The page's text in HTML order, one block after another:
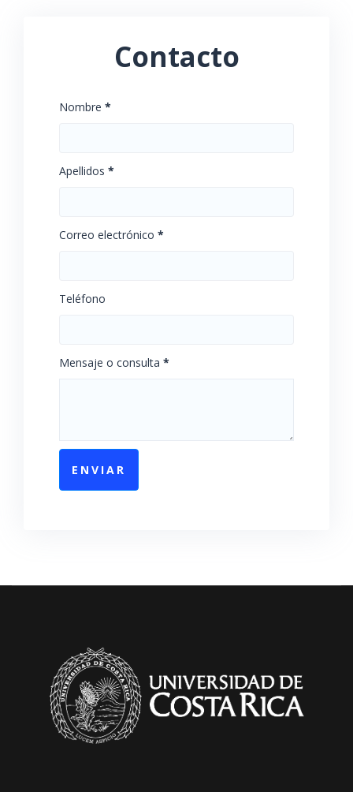
Contacto
Nombre *
Apellidos *
Correo electrónico *
Teléfono
Mensaje o consulta *
ENVIAR